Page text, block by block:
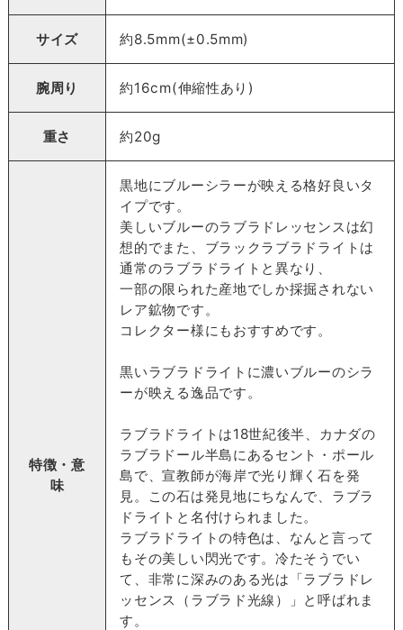
サイズ 約8.5mm(±0.5mm)
腕周り 約16cm(伸縮性あり)
重さ 約20g
特徴・意
味
黒地にブルーシラーが映える格好良いタ
イプです。
美しいブルーのラブラドレッセンスは幻
想的でまた、ブラックラブラドライトは
通常のラブラドライトと異なり、
一部の限られた産地でしか採掘されない
レア鉱物です。
コレクター様にもおすすめです。
黒いラブラドライトに濃いブルーのシラ
ーが映える逸品です。
ラブラドライトは18世紀後半、カナダの
ラブラドール半島にあるセント・ポール
島で、宣教師が海岸で光り輝く石を発
見。この石は発見地にちなんで、ラブラ
ドライトと名付けられました。
ラブラドライトの特色は、なんと言って
もその美しい閃光です。冷たそうでい
て、非常に深みのある光は「ラブラドレ
ッセンス（ラブラド光線）」と呼ばれま
す。